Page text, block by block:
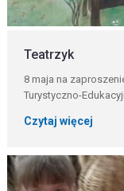
Teatrzyk
8 maja na
Turystyczno-
Czytaj więcej